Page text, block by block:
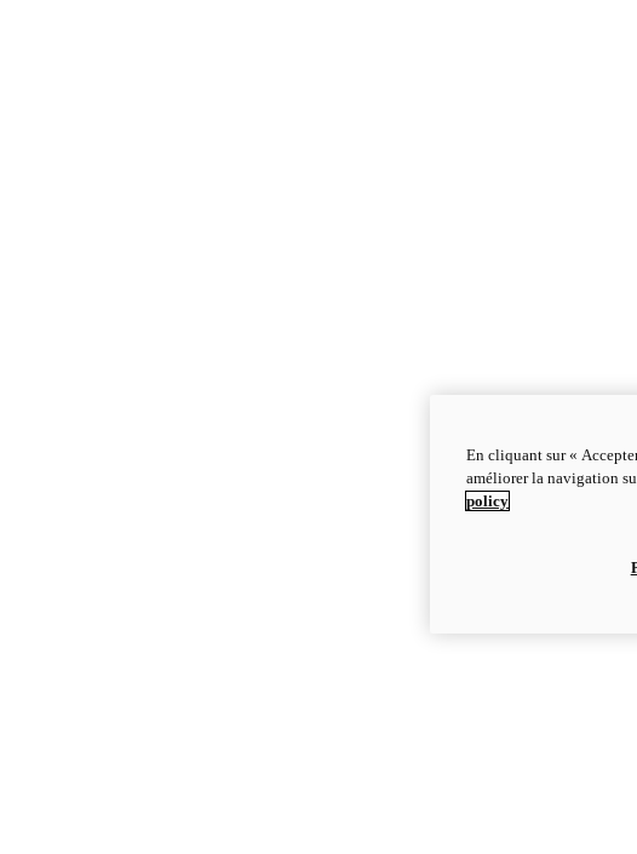
En cliquant sur «
améliorer la navigation
policy